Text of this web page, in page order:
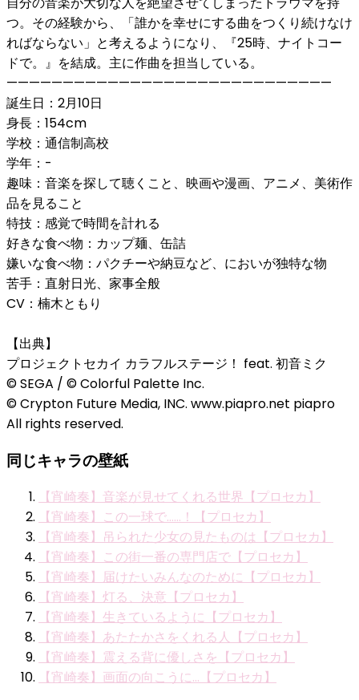
つ。その経験から、「誰かを幸せにする曲をつくり続けなけ
ればならない」と考えるようになり、『25時、ナイトコー
ドで。』を結成。主に作曲を担当している。
—————————————————————————————
誕生日：2月10日
身長：154cm
学校：通信制高校
学年：-
趣味：音楽を探して聴くこと、映画や漫画、アニメ、美術作
品を見ること
特技：感覚で時間を計れる
好きな食べ物：カップ麺、缶詰
嫌いな食べ物：パクチーや納豆など、においが独特な物
苦手：直射日光、家事全般
CV：楠木ともり
【出典】
プロジェクトセカイ カラフルステージ！ feat. 初音ミク
© SEGA / © Colorful Palette Inc.
© Crypton Future Media, INC. www.piapro.net piapro
All rights reserved.
同じキャラの壁紙
【宵崎奏】音楽が見せてくれる世界【プロセカ】
【宵崎奏】この一球で……！【プロセカ】
【宵崎奏】吊られた少女の見たものは【プロセカ】
【宵崎奏】この街一番の専門店で【プロセカ】
【宵崎奏】届けたいみんなのために【プロセカ】
【宵崎奏】灯る、決意【プロセカ】
【宵崎奏】生きているように【プロセカ】
【宵崎奏】あたたかさをくれる人【プロセカ】
【宵崎奏】震える背に優しさを【プロセカ】
【宵崎奏】画面の向こうに…【プロセカ】